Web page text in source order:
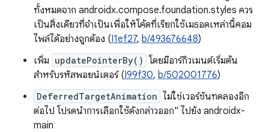
ทั้งหมดจาก androidx.compose.foundation.styles ควร
เป็นสิ่งเดียวที่จำเป็นเพื่อให้โค้ดที่เรียกใช้เมธอดเหล่านี้คอม
ไพล์ได้อย่างถูกต้อง (I1ef27, b/493676648)
เพิ่ม updatePointerBy() โดยมีอาร์กิวเมนต์เริ่มต้น
สำหรับรหัสพอยน์เตอร์ (I99f30, b/502001776)
DeferredTargetAnimation ไม่ใช่เวอร์ชันทดลองอีก
ต่อไป โปรดนำการเลือกใช้ดังกล่าวออก" ไปยัง androidx-
main